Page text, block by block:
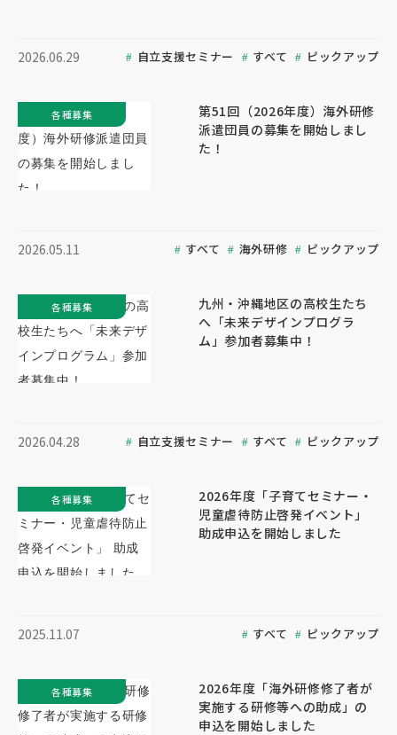
2026.06.29 自立支援セミナー すべて ピックアップ
第51回（2026年度）海外研修
派遣団員の募集を開始しまし
た！
2026.05.11 すべて 海外研修 ピックアップ
各種募集
九州・沖縄地区の高校生たち
へ「未来デザインプログラ
ム」参加者募集中！
2026.04.28 自立支援セミナー すべて ピックアップ
各種募集
2026年度「子育てセミナー・
児童虐待防止啓発イベント」
助成申込を開始しました
2025.11.07 すべて ピックアップ
各種募集
2026年度「海外研修修了者が
実施する研修等への助成」の
申込を開始しました
各種募集